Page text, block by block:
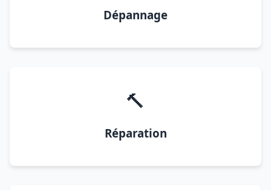
Dépannage
🔨
Réparation